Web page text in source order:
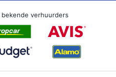
verhuurders